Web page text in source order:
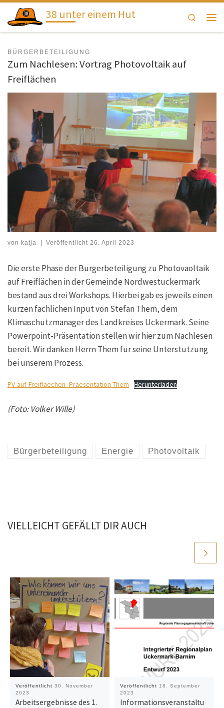
Zum Inhalt springen38 unter einem Hut
Search
BÜRGERBETEILIGUNG
Zum Nachlesen: Vortrag Photovoltaik auf
Freiflächen
von katja Veröffentlicht26. April 2023
Die erste Phase der Bürgerbeteiligung zu Photovaoltaik
auf Freiflächen in der Gemeinde Nordwestuckermark
bestand aus drei Workshops. Hierbei gab es jeweils einen
kurzen fachlichen Input von Stefan Them, dem
Klimaschutzmanager des Landkreises Uckermark. Seine
Powerpoint-Präsentation stellen wir hier zum Nachlesen
bereit. Wir danken Herrn Them für seine Unterstützung
bei unserem Prozess.
PV-auf-Freiflaechen_Praesentation-Them Herunterladen
(Foto: Volker Wille)
Bürgerbeteiligung Energie Photovoltaik
VIELLEICHT GEFÄLLT DIR AUCH
Veröffentlicht30. November
2023
Arbeitsergebnisse des 1.
Veröffentlicht 18. September
2023
Informationsveranstaltu